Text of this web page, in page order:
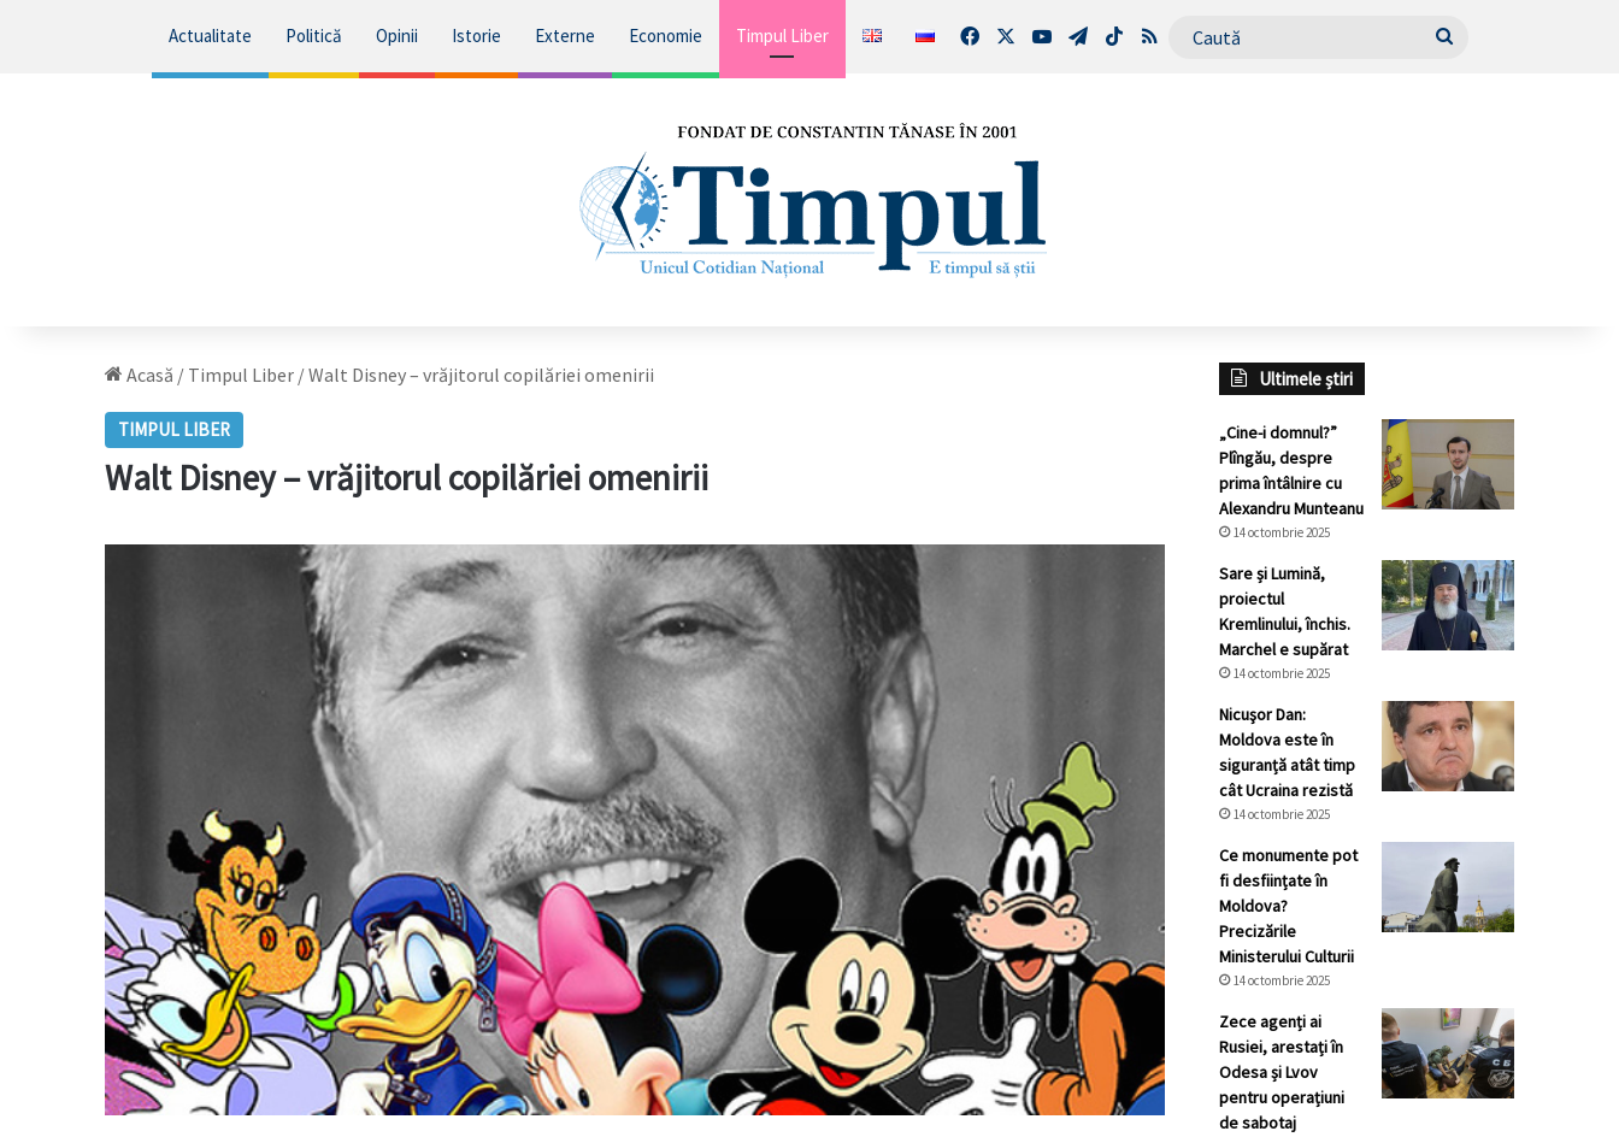
Actualitate Politică Opinii Istorie Externe Economie Timpul Liber FacebookYouTubeTelegram
TikTokRSS Caută
Acasă / Timpul Liber /Walt Disney – vrăjitorul copilăriei omenirii
TIMPUL LIBER
Walt Disney – vrăjitorul copilăriei omenirii
Ultimele știri
„Cine-i domnul?”
Plîngău, despre
prima întâlnire cu
Alexandru Munteanu
14 octombrie 2025
Sare și Lumină,
proiectul
Kremlinului, închis.
Marchel e supărat
14 octombrie 2025
Nicuşor Dan:
Moldova este în
siguranță atât timp
cât Ucraina rezistă
14 octombrie 2025
Ce monumente pot
fi desființate în
Moldova?
Precizările
Ministerului Culturii
14 octombrie 2025
Zece agenți ai
Rusiei, arestați în
Odesa și Lvov
pentru operațiuni
de sabotaj